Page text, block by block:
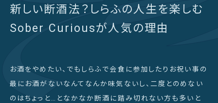
新しい断酒法？しらふの人生を楽しむ
Sober Curiousが人気の理由
お酒をやめたい、でもしらふで会食に参加したりお祝い事の
最にお酒がないなんてなんか味気ないし、二度とのめない
のはちょっと…となかなか断酒に踏み切れない方も多いと